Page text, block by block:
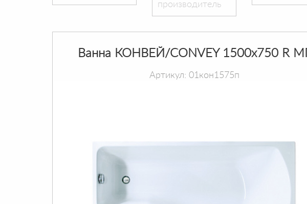
производитель
Ванна КОНВЕЙ/CONVEY 1500х750 R МГ
Артикул: 01кон1575п